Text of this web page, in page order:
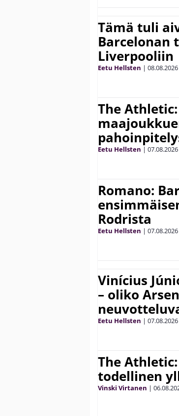
Tämä tuli
Barcelonan
Liverpooliin
Eetu Hellsten | 08.08.2026
The
Eetu Hellsten | 07.08.2026
Romano:
Rodrista
Eetu Hellsten | 07.08.2026
Vinícius
– oliko
Eetu Hellsten | 07.08.2026
The
todellinen
Vinski Virtanen |